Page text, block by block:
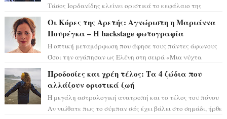
Τάσος Ιορδανίδης κλείνει οριστικά το κεφάλαιο της
Οι Κόρες της Αρετής: Αγνώριστη η Μαριάννα
Πουρέγκα – H backstage φωτογραφία
Η οπτική μεταμόρφωση που άφησε τους πάντες άφωνους
Όσοι την αγάπησαν ως Ελένη στη σειρά «Μια νύχτα
Προδοσίες και χρέη τέλος: Τα 4 ζώδια που
αλλάζουν οριστικά ζωή
Η μεγάλη αστρολογική ανατροπή και το τέλος του πόνου
Αν νιώθατε πως το σύμπαν σάς έχει βάλει στο σημάδι, ήρθε